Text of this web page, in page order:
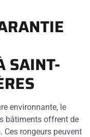
SAINT-
environnante, le
bâtiments offrent de
. Ces rongeurs peuvent